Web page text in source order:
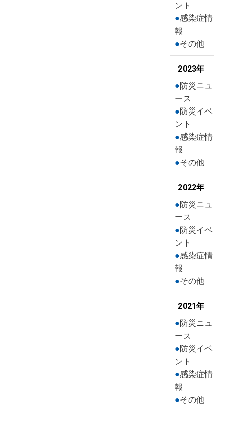
ント
感染症情
報
その他
2023年
防災ニュ
ース
防災イベ
ント
感染症情
報
その他
2022年
防災ニュ
ース
防災イベ
ント
感染症情
報
その他
2021年
防災ニュ
ース
防災イベ
ント
感染症情
報
その他